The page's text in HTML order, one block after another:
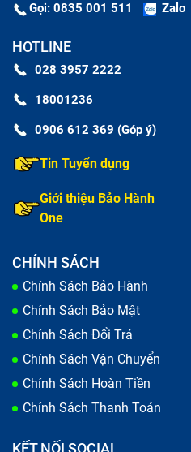
Gọi: 0835 001 511 Zalo
HOTLINE
028 3957 2222
18001236
0906 612 369 (Góp ý)
Tin Tuyển dụng
Giới thiệu Bảo Hành
One
CHÍNH SÁCH
Chính Sách Bảo Hành
Chính Sách Bảo Mật
Chính Sách Đổi Trả
Chính Sách Vận Chuyển
Chính Sách Hoàn Tiền
Chính Sách Thanh Toán
KẾT NỐI SOCIAL